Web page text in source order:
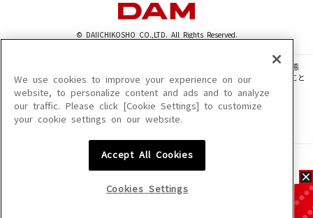
© DAIICHIKOSHO CO.,LTD. All Rights Reserved.
このサイトに掲載されている一切の文章・画像・写真・動画・音声等を、手段や形態
を問わず、著作権法の定める範囲を超えて無断で複製、転載、ファイル化などすること
を禁じます。
楽曲及びコンテンツは、機種によりご利用いただけない場合があります。
楽曲及びコンテンツの配信日、配信内容が変更になる場合があります。
We use cookies to improve your experience on our
website, to personalize content and ads and to analyze
our traffic. Please click [Cookie Settings] to customize
your cookie settings on our website.
Accept All Cookies
Cookies Settings